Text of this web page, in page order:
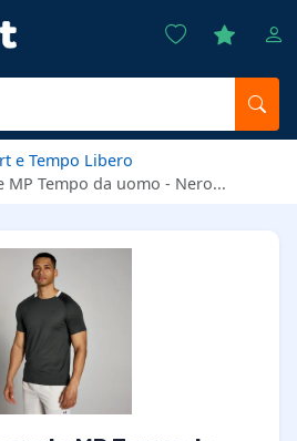
e Tempo Libero
Tempo da uomo - Nero...